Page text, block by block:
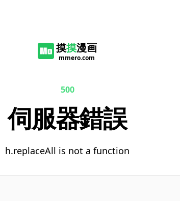
摸摸漫画
mmero.com
500
伺服器錯誤
h.replaceAll is not a function